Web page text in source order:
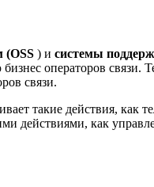
(OSS ) и системы
операторов
связи.
такие действия, как
действиями, как